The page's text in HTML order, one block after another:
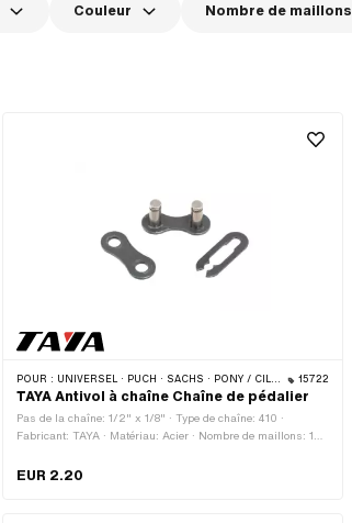
Couleur Nombre de maillons
POUR : UNIVERSEL · PUCH · SACHS · PONY / CILO (BÊTA 521 & 512) · PIAGGIO · ZÜNDAPP BELMONDO · SOLEX · ALPA CHOPPER / TURBO · CILO 15722
TAYA Antivol à chaîne Chaîne de pédalier
Pas de la chaîne: 1/2" x 1/8" · Type de chaîne: 410 ·
Fabricant: TAYA · Matériau: Acier · Nombre de maillons: 1
Couleur: noir
EUR 2.20